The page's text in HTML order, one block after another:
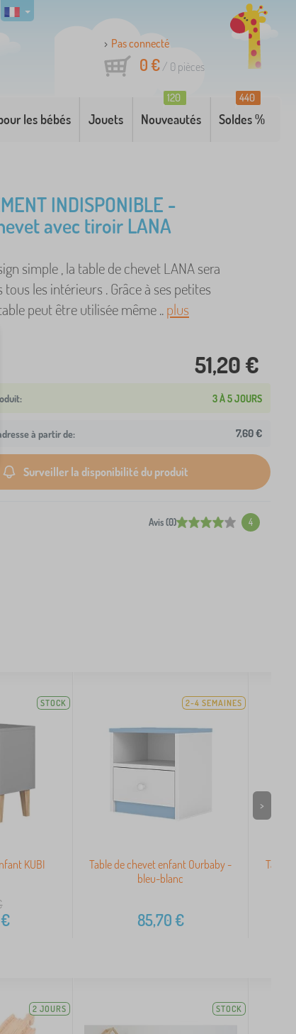
Pas connecté
0 €/ 0 pièces
les bébés Jouets Nouveautés
120
Soldes %
440
INDISPONIBLE -
avec tiroir LANA
simple , la table de chevet LANA sera
les intérieurs . Grâce à ses petites
peut être utilisée même ..plus
51,20 €
3 À 5 JOURS
à partir de: 7,60 €
Surveiller la disponibilité du produit
Avis (0) 4
STOCK
KUBI
€
2-4 SEMAINES
Table de chevet enfant Ourbaby -
bleu-blanc
85,70€
Table
>
2 JOURS STOCK